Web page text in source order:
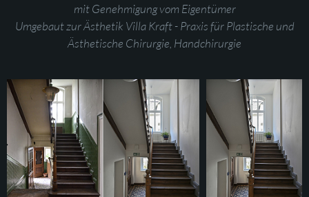
mit Genehmigung vom Eigentümer
Umgebaut zur Ästhetik Villa Kraft - Praxis für Plastische und
Ästhetische Chirurgie, Handchirurgie